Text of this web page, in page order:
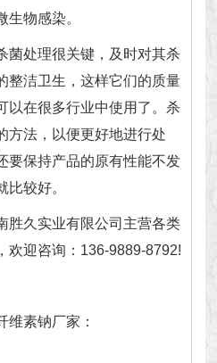
生物感染。
处理很关键，及时对其杀
整洁卫生，这样它们的质量
以在很多行业中使用了。杀
方法，以便更好地进行处
要保持产品的原有性能不发
比较好。
胜久实业有限公司主营各类
欢迎咨询：136-9889-8792!
维素钠厂家：